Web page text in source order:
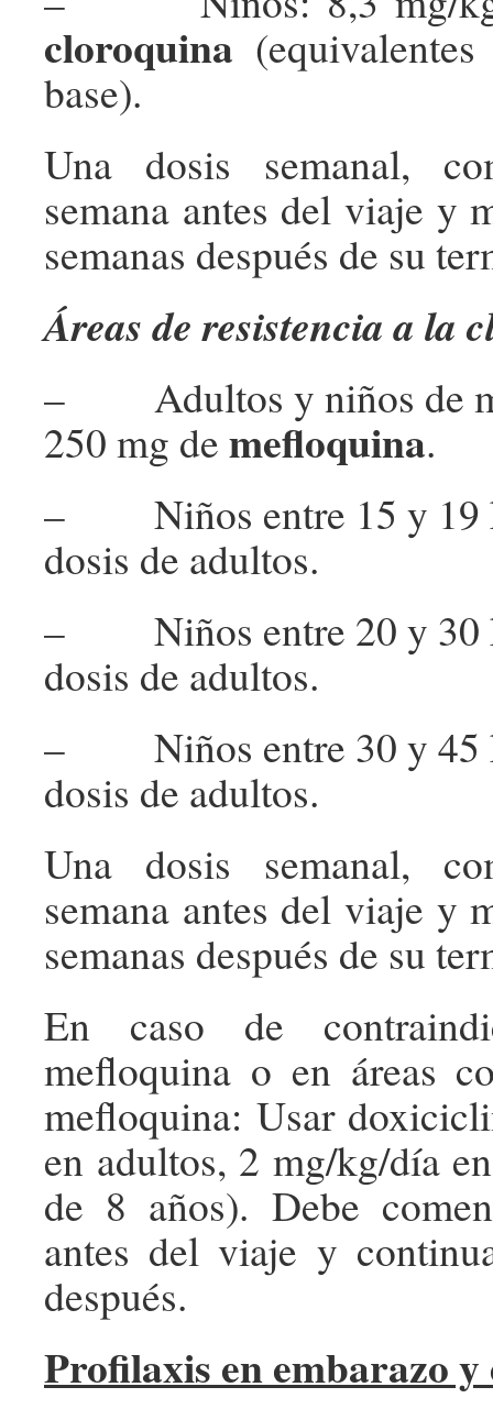
cloroquina
base).
Una dosis semanal,
semana antes del viaje y
semanas después de su
Áreas de resistencia a la
– Adultos y niños de
250 mg demefloquina.
– Niños entre 15 y 19
dosis de adultos.
– Niños entre 20 y 30
dosis de adultos.
– Niños entre 30 y 45
dosis de adultos.
Una dosis semanal,
semana antes del viaje y
semanas después de su
En caso de
mefloquina o en áreas
mefloquina: Usar
en adultos, 2 mg/kg/día
de 8 años). Debe
antes del viaje y
después.
Profilaxis en embarazo y